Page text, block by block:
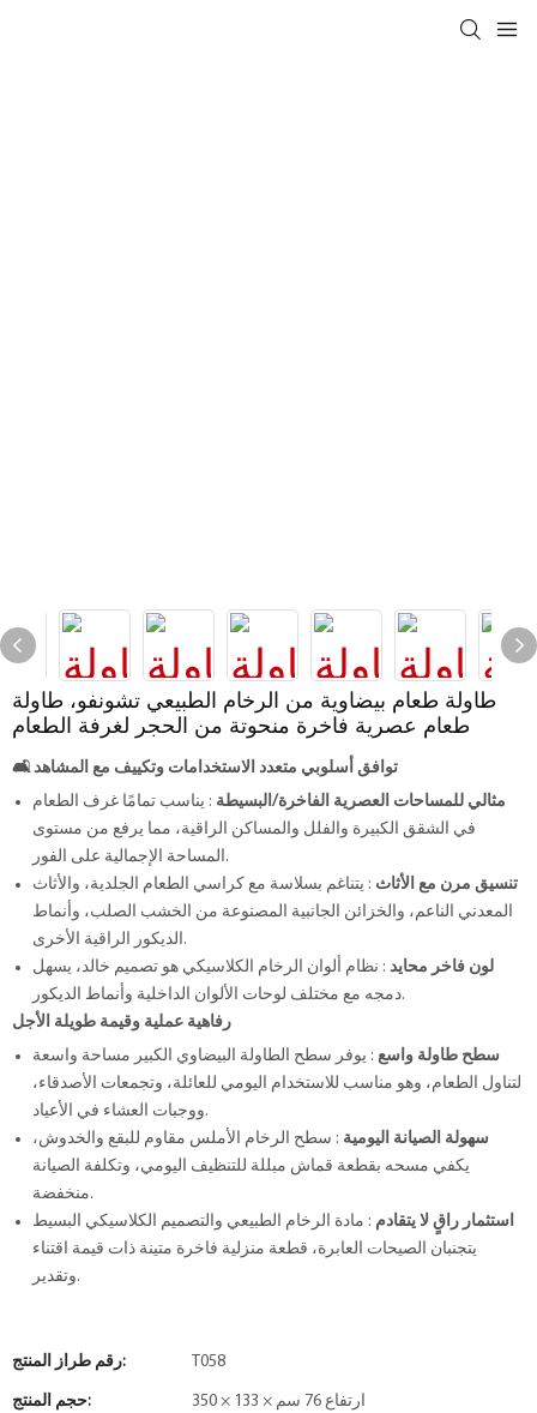
طاولة طعام بيضاوية من الرخام الطبيعي تشونفو، طاولة
طعام عصرية فاخرة منحوتة من الحجر لغرفة الطعام
🛋️ توافق أسلوبي متعدد الاستخدامات وتكييف مع المشاهد
مثالي للمساحات العصرية الفاخرة/البسيطة : يناسب تمامًا غرف الطعام
في الشقق الكبيرة والفلل والمساكن الراقية، مما يرفع من مستوى
المساحة الإجمالية على الفور.
تنسيق مرن مع الأثاث : يتناغم بسلاسة مع كراسي الطعام الجلدية، والأثاث
المعدني الناعم، والخزائن الجانبية المصنوعة من الخشب الصلب، وأنماط
الديكور الراقية الأخرى.
لون فاخر محايد : نظام ألوان الرخام الكلاسيكي هو تصميم خالد، يسهل
دمجه مع مختلف لوحات الألوان الداخلية وأنماط الديكور.
رفاهية عملية وقيمة طويلة الأجل
سطح طاولة واسع : يوفر سطح الطاولة البيضاوي الكبير مساحة واسعة
لتناول الطعام، وهو مناسب للاستخدام اليومي للعائلة، وتجمعات الأصدقاء،
ووجبات العشاء في الأعياد.
سهولة الصيانة اليومية : سطح الرخام الأملس مقاوم للبقع والخدوش،
يكفي مسحه بقطعة قماش مبللة للتنظيف اليومي، وتكلفة الصيانة
منخفضة.
استثمار راقٍ لا يتقادم : مادة الرخام الطبيعي والتصميم الكلاسيكي البسيط
يتجنبان الصيحات العابرة، قطعة منزلية فاخرة متينة ذات قيمة اقتناء
وتقدير.
رقم طراز المنتج: T058
حجم المنتج: 350 × 133 × ارتفاع 76 سم